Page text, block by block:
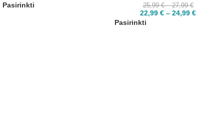
Pasirinkti 25,99€–27,99€
22,99 € – 24,99 €
Pasirinkti